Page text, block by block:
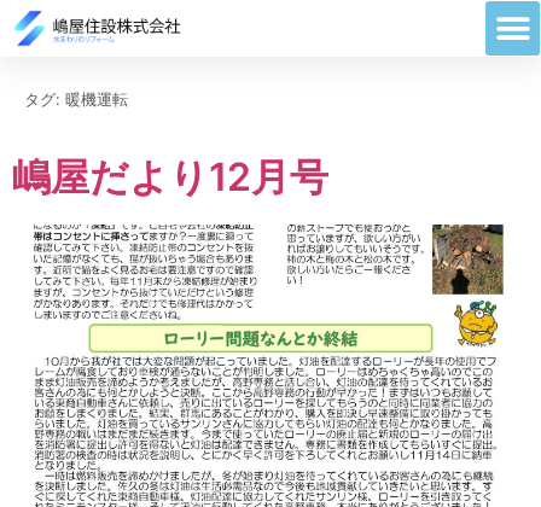
タグ: 暖機運転
嶋屋だより12月号